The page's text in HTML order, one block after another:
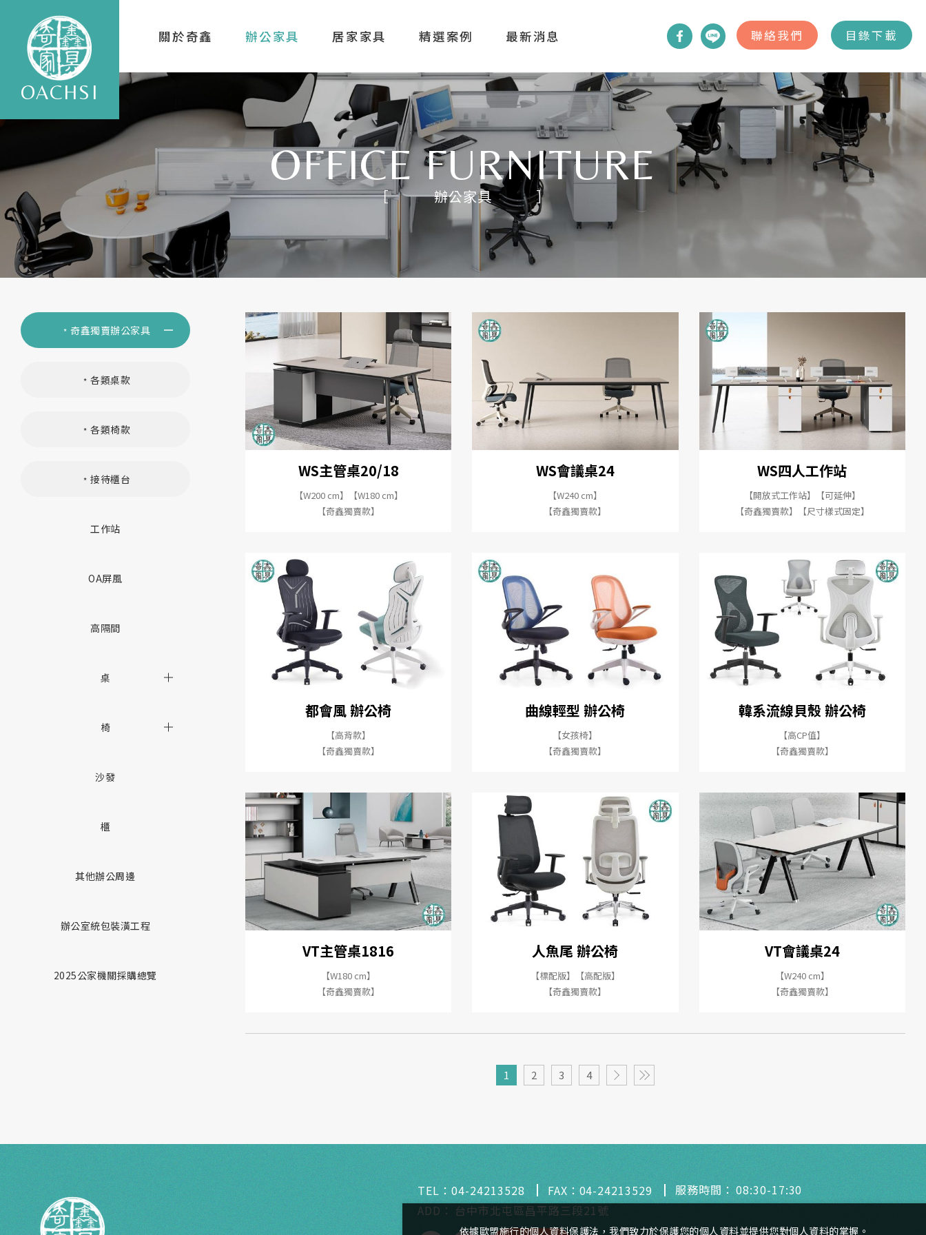
OACHSI
關於奇鑫 辦公家具 居家家具 精選案例 最新消息 聯絡我們 目錄下載
OFFICE FURNITURE
辦公家具
﹡奇鑫獨賣辦公家具
﹡各類桌款
﹡各類椅款
﹡接待櫃台
工作站
OA屏風
高隔間
桌
椅
沙發
櫃
其他辦公周邊
辦公室統包裝潢工程
2025公家機關採購總覽
WS主管桌20/18
【W200 cm】【W180 cm】
【奇鑫獨賣款】
WS會議桌24
【W240 cm】
【奇鑫獨賣款】
WS四人工作站
【開放式工作站】【可延伸】
【奇鑫獨賣款】【尺寸樣式固定】
都會風 辦公椅
【高背款】
【奇鑫獨賣款】
曲線輕型 辦公椅
【女孩椅】
【奇鑫獨賣款】
韓系流線貝殼 辦公椅
【高CP值】
【奇鑫獨賣款】
VT主管桌1816
【W180 cm】
【奇鑫獨賣款】
人魚尾 辦公椅
【標配版】【高配版】
【奇鑫獨賣款】
VT會議桌24
【W240 cm】
【奇鑫獨賣款】
1 2 3 4
TEL：04-24213528 FAX： 04-24213529 服務時間： 08:30-17:30
ADD： 台中市北屯區昌平路三段21號
關於奇鑫
辦公家具
居家家具
精選案例
最新消息
聯絡我們 目錄下載
2023 ©奇鑫家具
All RIGHT RESERVE
網站設計
依據歐盟施行的個人資料保護法，我們致力於保護您的個人資料並提供您對個人資料的掌握。